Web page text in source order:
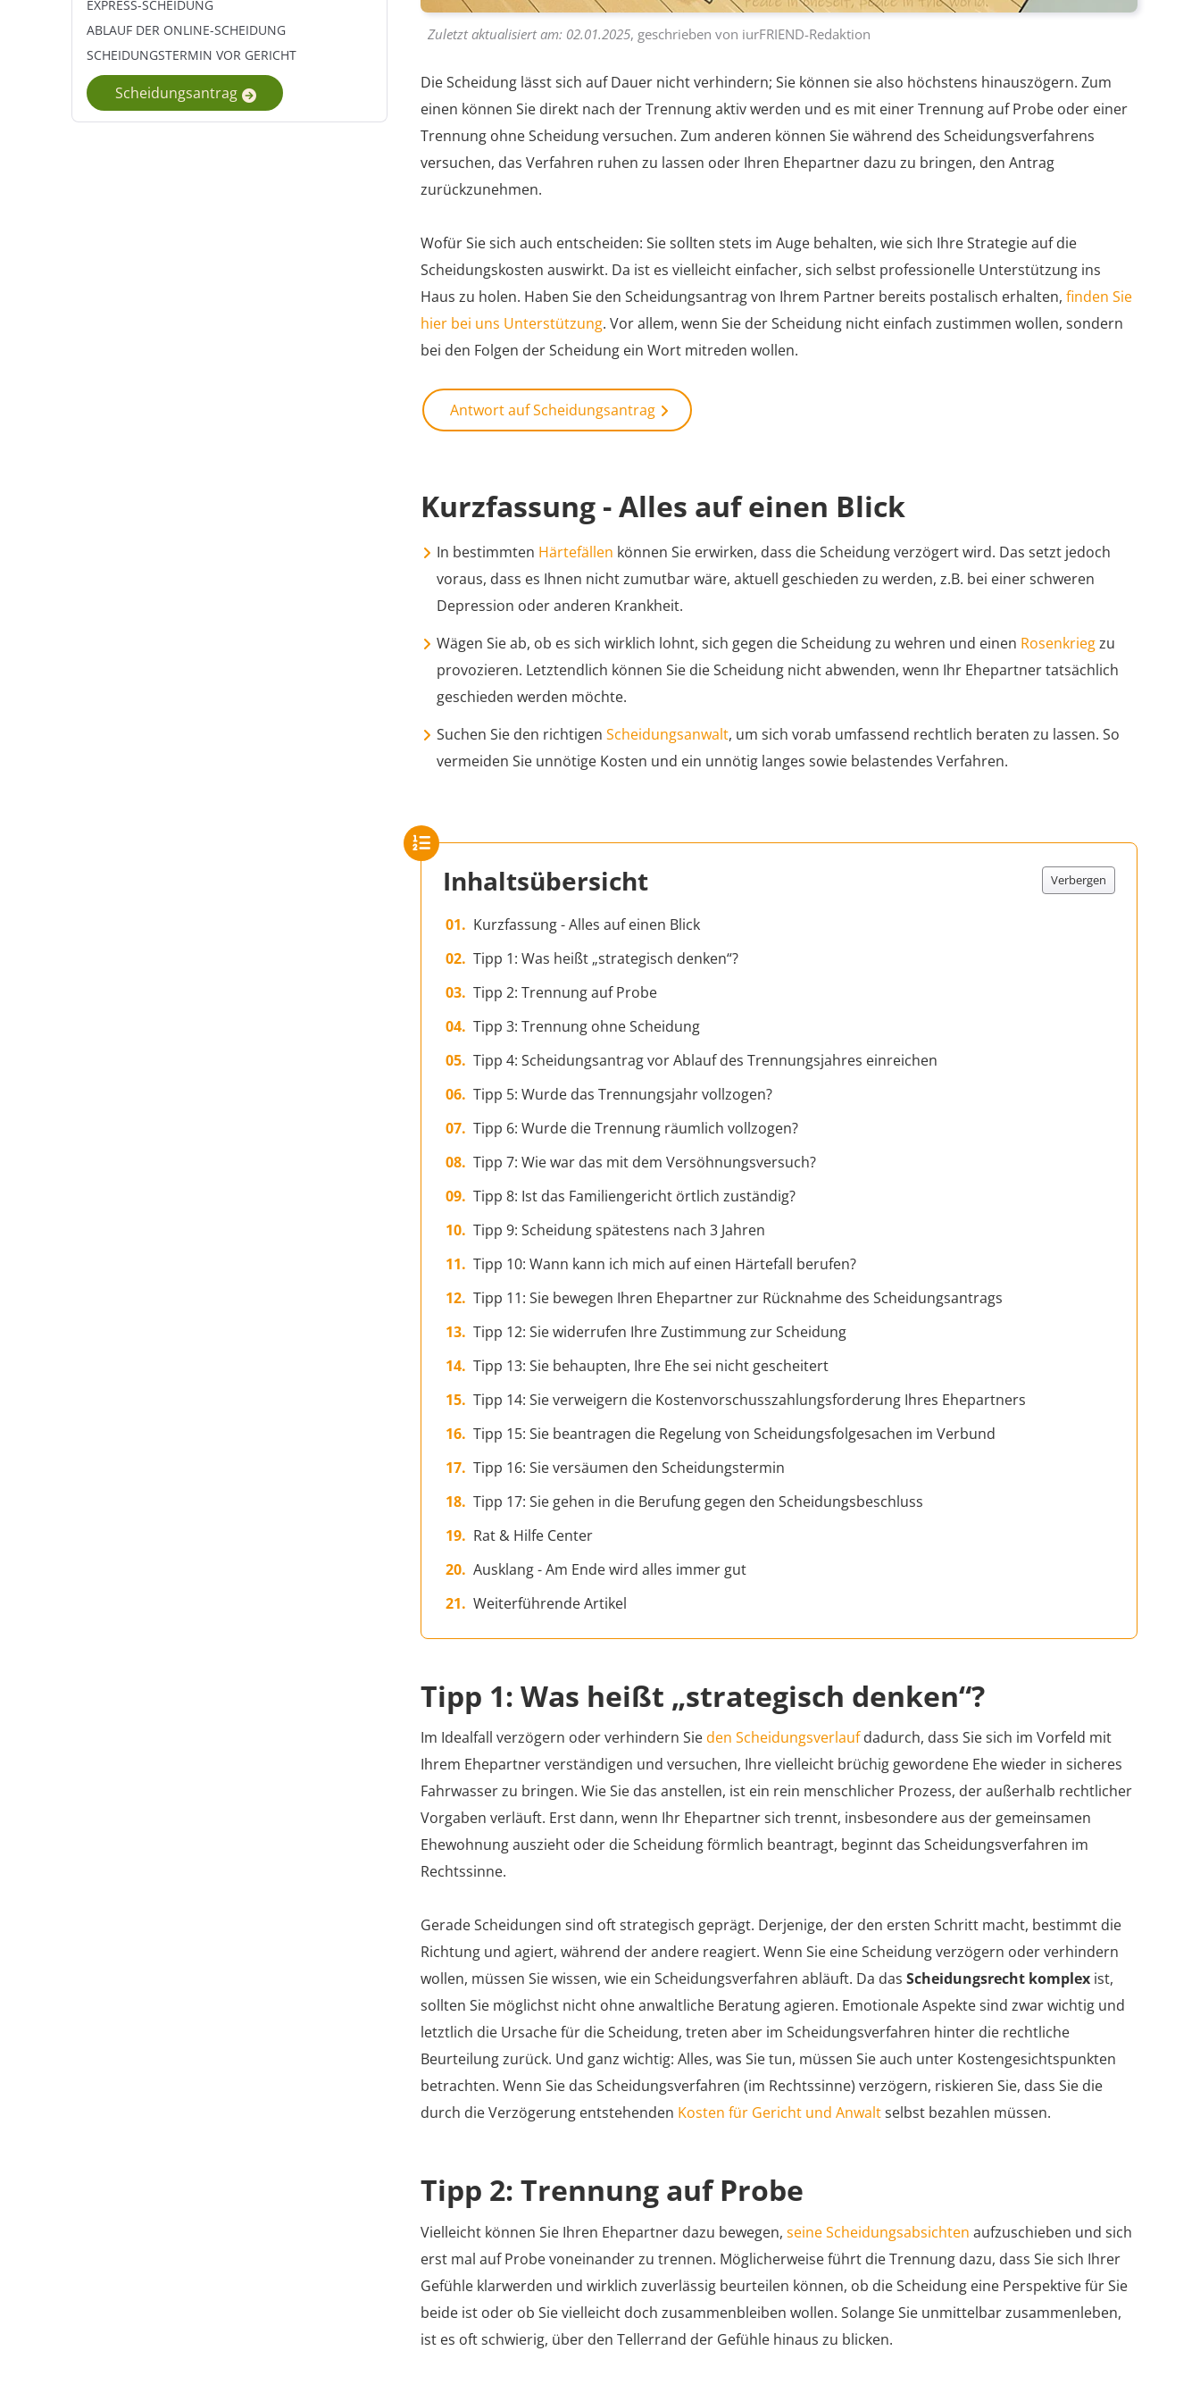
Eifersucht bekämpfen
Liebeskummer überwinden
EXPRESS-SCHEIDUNG
ABLAUF DER ONLINE-SCHEIDUNG
SCHEIDUNGSTERMIN VOR GERICHT
Scheidungsantrag
Zuletzt aktualisiert am: 02.01.2025, geschrieben von iurFRIEND-Redaktion
Die Scheidung lässt sich auf Dauer nicht verhindern; Sie können sie also höchstens hinauszögern. Zum
einen können Sie direkt nach der Trennung aktiv werden und es mit einer Trennung auf Probe oder einer
Trennung ohne Scheidung versuchen. Zum anderen können Sie während des Scheidungsverfahrens
versuchen, das Verfahren ruhen zu lassen oder Ihren Ehepartner dazu zu bringen, den Antrag
zurückzunehmen.
Wofür Sie sich auch entscheiden: Sie sollten stets im Auge behalten, wie sich Ihre Strategie auf die
Scheidungskosten auswirkt. Da ist es vielleicht einfacher, sich selbst professionelle Unterstützung ins
Haus zu holen. Haben Sie den Scheidungsantrag von Ihrem Partner bereits postalisch erhalten,finden Sie
hier bei uns Unterstützung. Vor allem, wenn Sie der Scheidung nicht einfach zustimmen wollen, sondern
bei den Folgen der Scheidung ein Wort mitreden wollen.
Antwort auf Scheidungsantrag
Kurzfassung - Alles auf einen Blick
In bestimmten Härtefällen können Sie erwirken, dass die Scheidung verzögert wird. Das setzt jedoch
voraus, dass es Ihnen nicht zumutbar wäre, aktuell geschieden zu werden, z.B. bei einer schweren
Depression oder anderen Krankheit.
Wägen Sie ab, ob es sich wirklich lohnt, sich gegen die Scheidung zu wehren und einen Rosenkriegzu
provozieren. Letztendlich können Sie die Scheidung nicht abwenden, wenn Ihr Ehepartner tatsächlich
geschieden werden möchte.
Suchen Sie den richtigenScheidungsanwalt, um sich vorab umfassend rechtlich beraten zu lassen. So
vermeiden Sie unnötige Kosten und ein unnötig langes sowie belastendes Verfahren.
Inhaltsübersicht Verbergen
Kurzfassung - Alles auf einen Blick
Tipp 1: Was heißt „strategisch denken“?
Tipp 2: Trennung auf Probe
Tipp 3: Trennung ohne Scheidung
Tipp 4: Scheidungsantrag vor Ablauf des Trennungsjahres einreichen
Tipp 5: Wurde das Trennungsjahr vollzogen?
Tipp 6: Wurde die Trennung räumlich vollzogen?
Tipp 7: Wie war das mit dem Versöhnungsversuch?
Tipp 8: Ist das Familiengericht örtlich zuständig?
Tipp 9: Scheidung spätestens nach 3 Jahren
Tipp 10: Wann kann ich mich auf einen Härtefall berufen?
Tipp 11: Sie bewegen Ihren Ehepartner zur Rücknahme des Scheidungsantrags
Tipp 12: Sie widerrufen Ihre Zustimmung zur Scheidung
Tipp 13: Sie behaupten, Ihre Ehe sei nicht gescheitert
Tipp 14: Sie verweigern die Kostenvorschusszahlungsforderung Ihres Ehepartners
Tipp 15: Sie beantragen die Regelung von Scheidungsfolgesachen im Verbund
Tipp 16: Sie versäumen den Scheidungstermin
Tipp 17: Sie gehen in die Berufung gegen den Scheidungsbeschluss
Rat & Hilfe Center
Ausklang - Am Ende wird alles immer gut
Weiterführende Artikel
Tipp 1: Was heißt „strategisch denken“?
Im Idealfall verzögern oder verhindern Sieden Scheidungsverlaufdadurch, dass Sie sich im Vorfeld mit
Ihrem Ehepartner verständigen und versuchen, Ihre vielleicht brüchig gewordene Ehe wieder in sicheres
Fahrwasser zu bringen. Wie Sie das anstellen, ist ein rein menschlicher Prozess, der außerhalb rechtlicher
Vorgaben verläuft. Erst dann, wenn Ihr Ehepartner sich trennt, insbesondere aus der gemeinsamen
Ehewohnung auszieht oder die Scheidung förmlich beantragt, beginnt das Scheidungsverfahren im
Rechtssinne.
Gerade Scheidungen sind oft strategisch geprägt. Derjenige, der den ersten Schritt macht, bestimmt die
Richtung und agiert, während der andere reagiert. Wenn Sie eine Scheidung verzögern oder verhindern
wollen, müssen Sie wissen, wie ein Scheidungsverfahren abläuft. Da dasScheidungsrecht komplex ist,
sollten Sie möglichst nicht ohne anwaltliche Beratung agieren. Emotionale Aspekte sind zwar wichtig und
letztlich die Ursache für die Scheidung, treten aber im Scheidungsverfahren hinter die rechtliche
Beurteilung zurück. Und ganz wichtig: Alles, was Sie tun, müssen Sie auch unter Kostengesichtspunkten
betrachten. Wenn Sie das Scheidungsverfahren (im Rechtssinne) verzögern, riskieren Sie, dass Sie die
durch die Verzögerung entstehenden Kosten für Gericht und Anwaltselbst bezahlen müssen.
Tipp 2: Trennung auf Probe
Vielleicht können Sie Ihren Ehepartner dazu bewegen,seine Scheidungsabsichten aufzuschieben und sich
erst mal auf Probe voneinander zu trennen. Möglicherweise führt die Trennung dazu, dass Sie sich Ihrer
Gefühle klarwerden und wirklich zuverlässig beurteilen können, ob die Scheidung eine Perspektive für Sie
beide ist oder ob Sie vielleicht doch zusammenbleiben wollen. Solange Sie unmittelbar zusammenleben,
ist es oft schwierig, über den Tellerrand der Gefühle hinaus zu blicken.